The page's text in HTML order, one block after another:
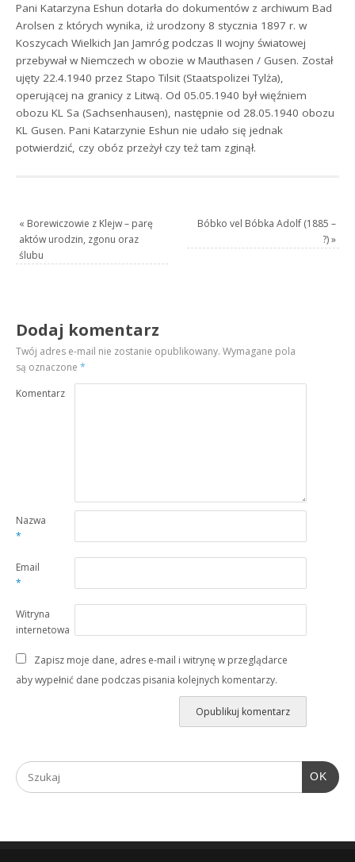
Pani Katarzyna Eshun dotarła do dokumentów z archiwum Bad
Arolsen z których wynika, iż urodzony 8 stycznia 1897 r. w
Koszycach Wielkich Jan Jamróg podczas II wojny światowej
przebywał w Niemczech w obozie w Mauthasen / Gusen. Został
ujęty 22.4.1940 przez Stapo Tilsit (Staatspolizei Tylża),
operującej na granicy z Litwą. Od 05.05.1940 był więźniem
obozu KL Sa (Sachsenhausen), następnie od 28.05.1940 obozu
KL Gusen. Pani Katarzynie Eshun nie udało się jednak
potwierdzić, czy obóz przeżył czy też tam zginął.
« Borewiczowie z Klejw – parę
aktów urodzin, zgonu oraz
ślubu
Bóbko vel Bóbka Adolf (1885 –
?)»
Dodaj komentarz
Twój adres e-mail nie zostanie opublikowany. Wymagane pola
są oznaczone*
Komentarz
Nazwa
*
Email
*
Witryna
internetowa
Zapisz moje dane, adres e-mail i witrynę w przeglądarce
aby wypełnić dane podczas pisania kolejnych komentarzy.
OK